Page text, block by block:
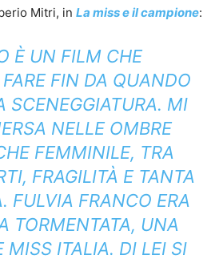
Mitri, in La miss e il campione:
È UN FILM CHE
FIN DA QUANDO
SCENEGGIATURA. MI
NELLE OMBRE
FEMMINILE, TRA
FRAGILITÀ E TANTA
FULVIA FRANCO ERA
TORMENTATA, UNA
MISS ITALIA. DI LEI SI